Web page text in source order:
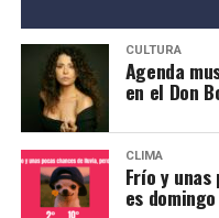
CULTURA
Agenda
en el Don
CLIMA
Frío y
es domingo